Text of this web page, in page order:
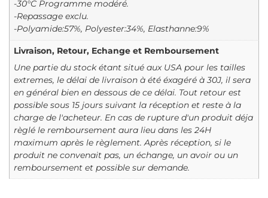
-30°C Programme modéré.
-Repassage exclu.
-Polyamide:57%, Polyester:34%, Elasthanne:9%
Livraison, Retour, Echange et Remboursement
Une partie du stock étant situé aux USA pour les tailles
extremes, le délai de livraison à été éxagéré à 30J, il sera
en général bien en dessous de ce délai. Tout retour est
possible sous 15 jours suivant la réception et reste à la
charge de l'acheteur. En cas de rupture d'un produit déja
règlé le remboursement aura lieu dans les 24H
maximum après le règlement. Après réception, si le
produit ne convenait pas, un échange, un avoir ou un
remboursement et possible sur demande.